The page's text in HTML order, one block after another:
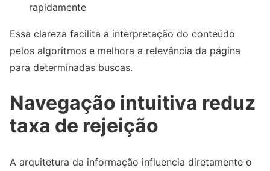
rapidamente
Essa clareza facilita a interpretação do conteúdo
pelos algoritmos e melhora a relevância da página
para determinadas buscas.
Navegação intuitiva reduz
taxa de rejeição
A arquitetura da informação influencia diretamente o